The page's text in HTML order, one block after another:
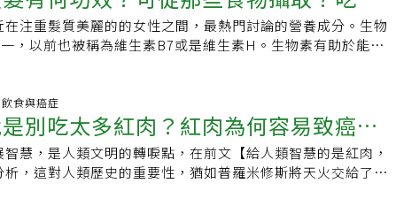
注重髮質美麗的的女性之間，最熱門討論的營養成分。生物
，以前也被稱為維生素B7或是維生素H。生物素有助於能量
、過敏等。此外，生物素缺乏也可能影響神經系統導致無力
白、噁心、運動失調、肌肉疼痛、抽搐、神經緊張等症狀。
食與癌症
別吃太多紅肉？紅肉為何容易致癌的5
慧，是人類文明的轉唳點，在前文【給人類智慧的是紅肉，
，這對人類歷史的重要性，猶如普羅米修斯將天火交給了人